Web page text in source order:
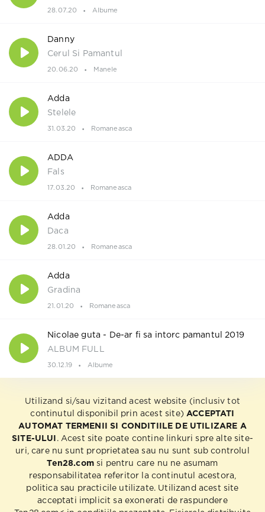
28.07.20 Albume
Danny
Cerul Si Pamantul
20.06.20 Manele
Adda
Stelele
31.03.20 Romaneasca
ADDA
Fals
17.03.20 Romaneasca
Adda
Daca
28.01.20 Romaneasca
Adda
Gradina
21.01.20 Romaneasca
Nicolae guta - De-ar fi sa intorc pamantul 2019
ALBUM FULL
30.12.19 Albume
Utilizand si/sau vizitand acest website (inclusiv tot
continutul disponibil prin acest site) ACCEPTATI
AUTOMAT TERMENII SI CONDITIILE DE UTILIZARE A
SITE-ULUI
. Acest site poate contine linkuri spre alte site-
uri, care nu sunt proprietatea sau nu sunt sub controlul
Ten28.comsi pentru care nu ne asumam
responsabilitatea referitor la continutul acestora,
politica sau practicile utilizate. Utilizand acest site
acceptati implicit sa exonerati de raspundere